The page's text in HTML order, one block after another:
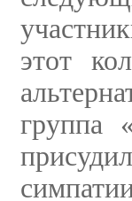
этот
группа